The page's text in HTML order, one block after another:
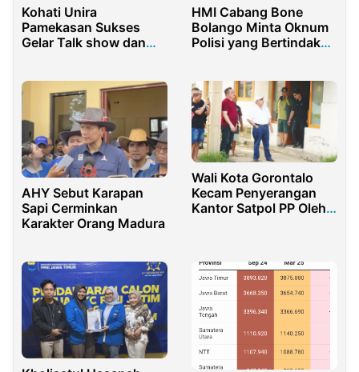
Kohati Unira
Pamekasan Sukses
Gelar Talk show dan
HMI Cabang Bone
Bolango Minta Oknum
Polisi yang Bertindak
AHY Sebut Karapan
Sapi Cerminkan
Karakter Orang Madura
Wali Kota Gorontalo
Kecam Penyerangan
Kantor Satpol PP Oleh